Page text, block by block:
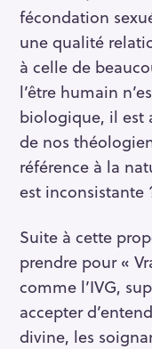
fécondation
une qualité
à celle de
l’être humain
biologique, il est
de nos
référence à la
est inconsistante
Suite à cette
prendre pour «
comme l’IVG,
accepter
divine, les